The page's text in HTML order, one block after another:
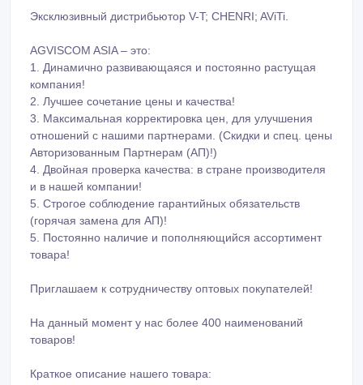
Эксклюзивный дистрибьютор V-T; CHENRI; AViTi.
AGVISCOM ASIA – это:
1. Динамично развивающаяся и постоянно растущая
компания!
2. Лучшее сочетание цены и качества!
3. Максимальная корректировка цен, для улучшения
отношений с нашими партнерами. (Скидки и спец. цены
Авторизованным Партнерам (АП)!)
4. Двойная проверка качества: в стране производителя
и в нашей компании!
5. Строгое соблюдение гарантийных обязательств
(горячая замена для АП)!
5. Постоянно наличие и пополняющийся ассортимент
товара!
Приглашаем к сотрудничеству оптовых покупателей!
На данный момент у нас более 400 наименований
товаров!
Краткое описание нашего товара: